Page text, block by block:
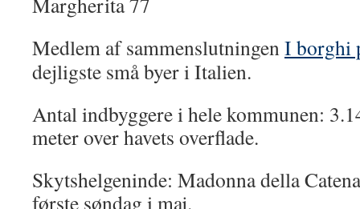
Medlem af sammenslutningenI borghi
dejligste små byer i Italien.
Antal indbyggere i hele kommunen:
meter over havets overflade.
Skytshelgeninde: Madonna della
første søndag i maj.